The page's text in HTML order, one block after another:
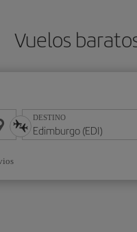
Vuelos
DESTINO